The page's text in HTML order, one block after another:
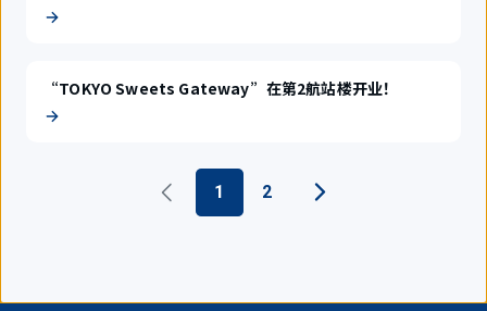
“TOKYO Sweets Gateway”在第2航站楼开业！
1 2